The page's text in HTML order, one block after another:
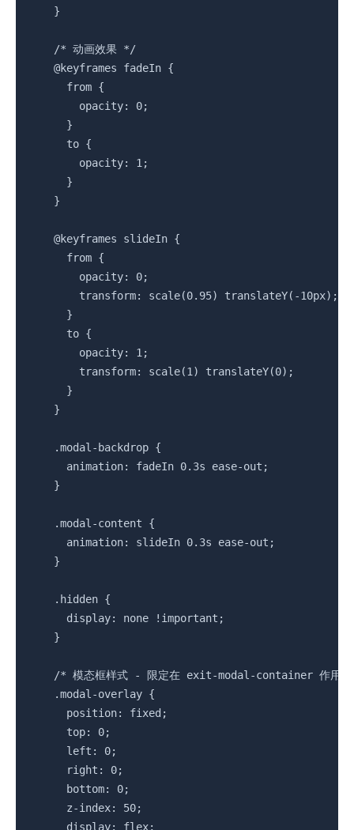
    }
    /* 动画效果 */
    @keyframes fadeIn {
      from {
        opacity: 0;
      }
      to {
        opacity: 1;
      }
    }
    @keyframes slideIn {
      from {
        opacity: 0;
        transform: scale(0.95) translateY(-10px);
      }
      to {
        opacity: 1;
        transform: scale(1) translateY(0);
      }
    }
    .modal-backdrop {
      animation: fadeIn 0.3s ease-out;
    }
    .modal-content {
      animation: slideIn 0.3s ease-out;
    }
    .hidden {
      display: none !important;
    }
/* 模态框样式 - 限定在 exit-modal-container 作用
    .modal-overlay {
      position: fixed;
      top: 0;
      left: 0;
      right: 0;
      bottom: 0;
      z-index: 50;
      display: flex;